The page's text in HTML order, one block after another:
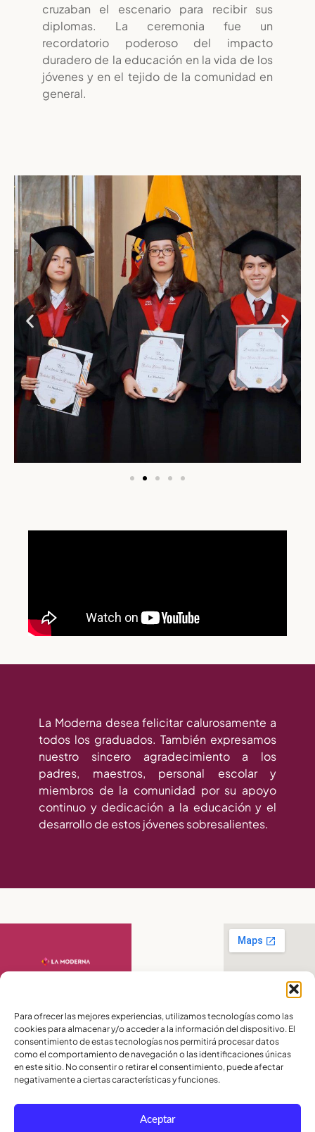
Para ofrecer las mejores experiencias, utilizamos tecnologías como las
cookies para almacenar y/o acceder a la información del dispositivo. El
consentimiento de estas tecnologías nos permitirá procesar datos
como el comportamiento de navegación o las identificaciones únicas
en este sitio. No consentir o retirar el consentimiento, puede afectar
negativamente a ciertas características y funciones.
Aceptar
cruzaban el escenario para recibir sus
diplomas. La ceremonia fue un
recordatorio poderoso del impacto
duradero de la educación en la vida de los
jóvenes y en el tejido de la comunidad en
general.
La Moderna desea felicitar calurosamente a
todos los graduados. También expresamos
nuestro sincero agradecimiento a los
padres, maestros, personal escolar y
miembros de la comunidad por su apoyo
continuo y dedicación a la educación y el
desarrollo de estos jóvenes sobresalientes.
PBX:(04) 372 5220
Celular:099 016
2715
Celular:098 580
2370
admisiones@lamoderna.edu.ec
Km 2,5 Vía a
Samborondón.